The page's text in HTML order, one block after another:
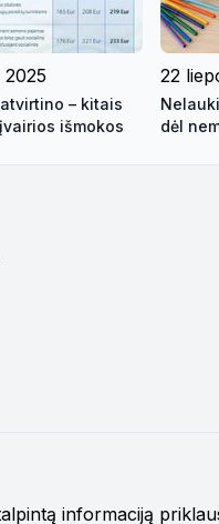
– kitais
išmokos
22
dėl
informaciją